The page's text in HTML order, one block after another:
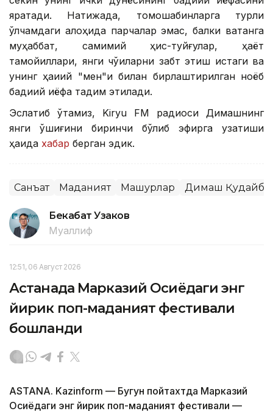
яратади. Натижада, томошабинларга турли
ўлчамдаги алоҳида парчалар эмас, балки ватанга
муҳаббат, самимий ҳис-туйғулар, ҳаёт
тамойиллари, янги чўққиларни забт этиш истаги ва
унинг ҳақиқий "мен"и билан бирлаштирилган ноёб
бадиий қиёфа тақдим этилади.
Эслатиб ўтамиз, Kiryu FM радиоси Димашнинг
янги қўшиғини биринчи бўлиб эфирга узатиши
ҳақида хабар берган эдик.
Санъат Маданият Машҳурлар Димаш
Бекабат Узаков
Муаллиф
12:51, 06 Август 2026
Астанада Марказий Осиёдаги энг
йирик поп-маданият фестивали
бошланди
ASTANA. Kazinform — Бугун пойтахтда Марказий
Осиёдаги энг йирик поп-маданият фестивали —